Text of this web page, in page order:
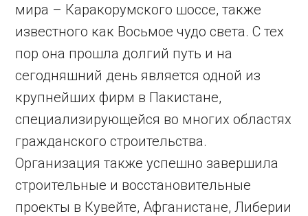
мира – Каракорумского шоссе, также
известного как Восьмое чудо света. С тех
пор она прошла долгий путь и на
сегодняшний день является одной из
крупнейших фирм в Пакистане,
специализирующейся во многих областях
гражданского строительства.
Организация также успешно завершила
строительные и восстановительные
проекты в Кувейте, Афганистане, Либерии